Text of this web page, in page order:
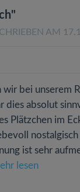
AM
wir bei unserem
dies absolut
Plätzchen im
ist sehr
lesen